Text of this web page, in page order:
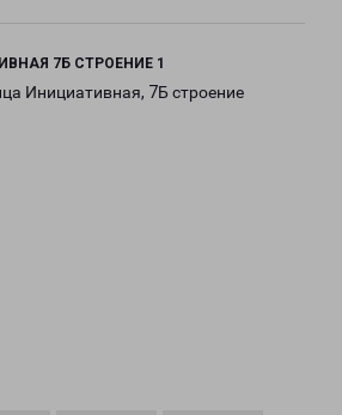
7Б СТРОЕНИЕ 1
Инициативная, 7Б строение